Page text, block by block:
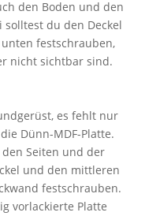
den Boden und den
solltest du den Deckel
festschrauben,
nicht sichtbar sind.
es fehlt nur
Dünn-MDF-Platte.
Seiten und der
und den mittleren
festschrauben.
vorlackierte Platte